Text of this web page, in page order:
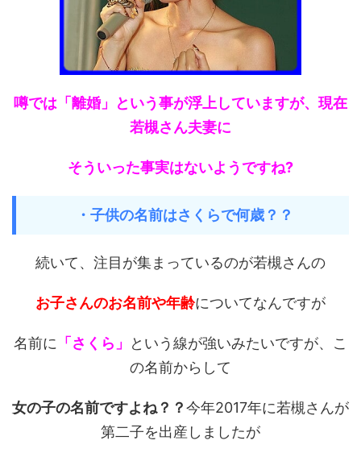
噂では「離婚」という事が浮上していますが、現在
若槻さん夫妻に
そういった事実はないようですね?
・子供の名前はさくらで何歳？？
続いて、注目が集まっているのが若槻さんの
お子さんのお名前や年齢についてなんですが
名前に 「さくら」
という線が強いみたいですが、こ
の名前からして
女の子の名前ですよね？？今年2017年に若槻さんが
第二子を出産しましたが